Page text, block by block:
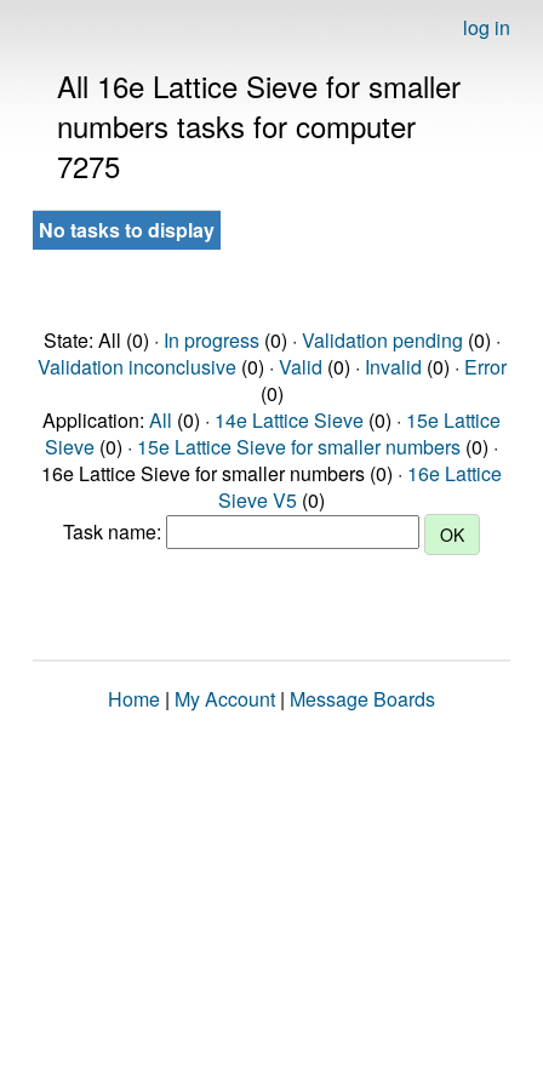
log in
All 16e Lattice Sieve for smaller
numbers tasks for computer
7275
No tasks to display
State: All (0) · In progress(0) · Validation pending (0) ·
Validation inconclusive(0) · Valid (0) · Invalid (0) · Error
(0)
Application: All (0) · 14e Lattice Sieve (0) · 15e Lattice
Sieve (0) · 15e Lattice Sieve for smaller numbers (0) ·
16e Lattice Sieve for smaller numbers (0) · 16e Lattice
Sieve V5 (0)
Task name:
Home | My Account | Message Boards